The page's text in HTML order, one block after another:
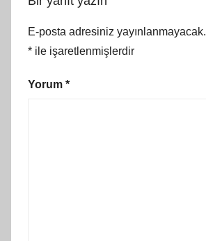
E-posta adresiniz yayınlanmayacak.
* ile işaretlenmişlerdir
Yorum *